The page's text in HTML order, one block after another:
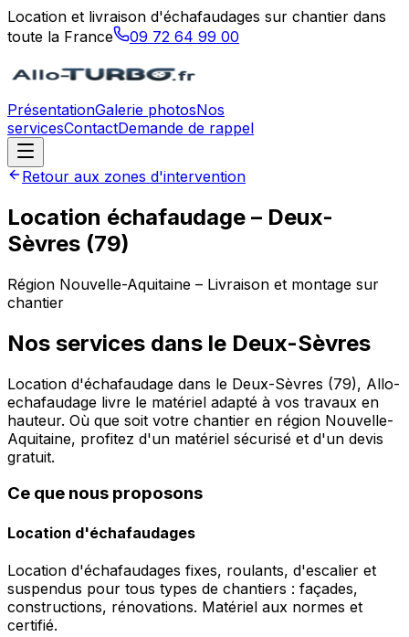
Location et livraison d'échafaudages sur chantier dans
toute la France
09 72 64 99 00
PrésentationGalerie photosNos
servicesContactDemande de rappel
Retour aux zones d'intervention
Location échafaudage – Deux-
Sèvres (79)
Région Nouvelle-Aquitaine – Livraison et montage sur
chantier
Nos services dans le Deux-Sèvres
Location d'échafaudage dans le Deux-Sèvres (79), Allo-
echafaudage livre le matériel adapté à vos travaux en
hauteur. Où que soit votre chantier en région Nouvelle-
Aquitaine, profitez d'un matériel sécurisé et d'un devis
gratuit.
Ce que nous proposons
Location d'échafaudages
Location d'échafaudages fixes, roulants, d'escalier et
suspendus pour tous types de chantiers : façades,
constructions, rénovations. Matériel aux normes et
certifié.